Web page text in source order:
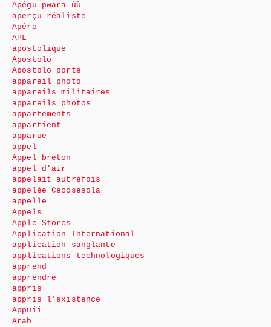
Apégu pwärä-ùù
aperçu réaliste
Apéro
APL
apostolique
Apostolo
Apostolo porte
appareil photo
appareils militaires
appareils photos
appartements
appartient
apparue
appel
Appel breton
appel d’air
appelait autrefois
appelée Cecosesola
appelle
Appels
Apple Stores
Application International
application sanglante
applications technologiques
apprend
apprendre
appris
appris l’existence
Appuii
Arab